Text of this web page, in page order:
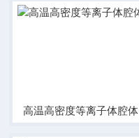
高温高密度等离子体腔体